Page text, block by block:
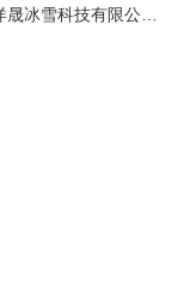
北京洋晟冰雪科技有限公司扎根首都北京，是国内领先的室内冰雪场馆建设一站式服务商。